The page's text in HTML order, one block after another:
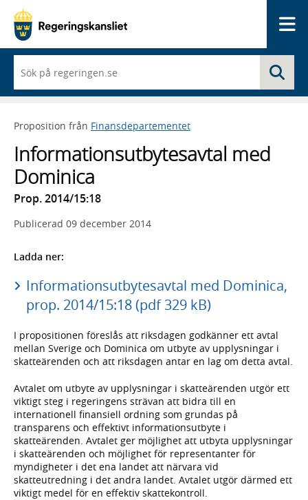
du
börjar
skriva
framträder
lista
med
sökförslag
Proposition från Finansdepartementet
Informationsutbytesavtal med
Dominica
Prop. 2014/15:18
Publicerad 09 december 2014
Ladda ner:
Informationsutbytesavtal med Dominica,
prop. 2014/15:18 (pdf 329 kB)
I propositionen föreslås att riksdagen godkänner ett avtal
mellan Sverige och Dominica om utbyte av upplysningar i
skatteärenden och att riksdagen antar en lag om detta avtal.
Avtalet om utbyte av upplysningar i skatteärenden utgör ett
viktigt steg i regeringens strävan att bidra till en
internationell finansiell ordning som grundas på
transparens och effektivt informationsutbyte i
skatteärenden. Avtalet ger möjlighet att utbyta upplysningar
i skatteärenden och möjlighet för representanter för
myndigheter i det ena landet att närvara vid
skatteutredning i det andra landet. Avtalet utgör därmed ett
viktigt medel för en effektiv skattekontroll.